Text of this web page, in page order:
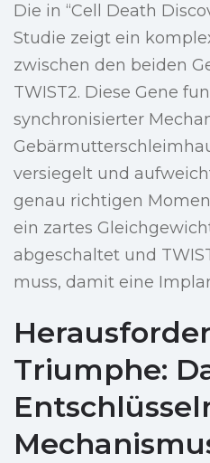
Die in “Cell Death
Studie zeigt ein
zwischen den beiden
TWIST2. Diese Gene
synchronisierter
versiegelt und
genau richtigen
ein zartes
abgeschaltet und
muss, damit eine
Triumphe: